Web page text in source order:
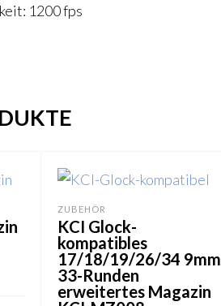
1200 fps
ZUBEHÖR
KCI Glock-
kompatibles
17/18/19/26/34 9mm
33-Runden
erweitertes Magazin